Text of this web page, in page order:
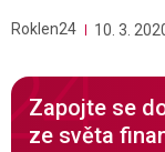
Roklen24 10. 3.
Zapojte se
ze světa